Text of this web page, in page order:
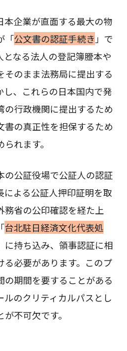
本企業が直面する最大の物
「公文書の認証手続き」で
となる法人の登記簿謄本や
のまま法務局に提出する
し、これらの日本国内で発
の行政機関に提出するため
書の真正性を担保するため
れます。
の公証役場で公証人の認証
による公証人押印証明を取
務省の公印確認を経た上
台北駐日経済文化代表処
に持ち込み、領事認証に相
る必要があります。このプ
の期間を要することがある
ルのクリティカルパスとし
不可欠です。